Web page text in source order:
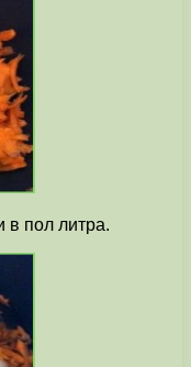
в пол литра.